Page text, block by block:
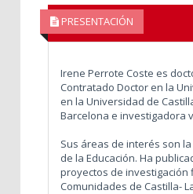
PRESENTACIÓN
Irene Perrote Coste es
Contratado Doctor en la
en la Universidad de
Barcelona e investigadora
Sus áreas de interés son
de la Educación. Ha
proyectos de investigación
Comunidades de Castilla-